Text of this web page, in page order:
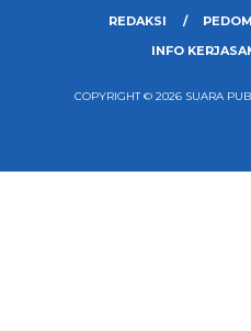
REDAKSI
INFO
COPYRIGHT © 2026 SUARA